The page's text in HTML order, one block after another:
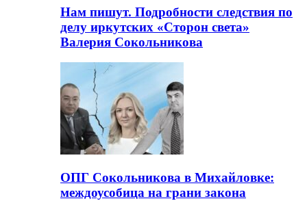
Нам пишут. Подробности следствия по
делу иркутских «Сторон света»
Валерия Сокольникова
ОПГ Сокольникова в Михайловке:
междоусобица на грани закона